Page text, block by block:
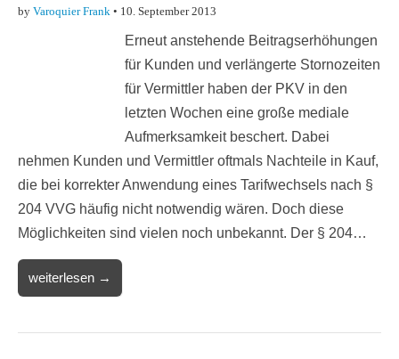
by Varoquier Frank • 10. September 2013
Erneut anstehende Beitragserhöhungen
für Kunden und verlängerte Stornozeiten
für Vermittler haben der PKV in den
letzten Wochen eine große mediale
Aufmerksamkeit beschert. Dabei
nehmen Kunden und Vermittler oftmals Nachteile in Kauf,
die bei korrekter Anwendung eines Tarifwechsels nach §
204 VVG häufig nicht notwendig wären. Doch diese
Möglichkeiten sind vielen noch unbekannt. Der § 204…
weiterlesen →